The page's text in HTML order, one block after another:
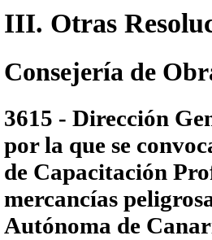
III. Otras
Consejería de
3615 - Dirección
por la que se
de Capacitación
mercancías
Autónoma de